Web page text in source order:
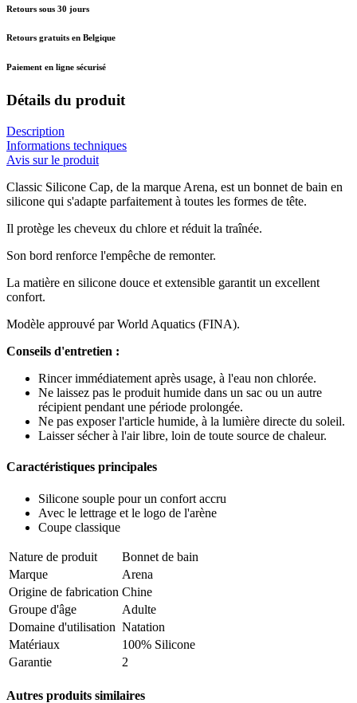
Retours sous 30 jours
Retours gratuits en Belgique
Paiement en ligne sécurisé
Détails du produit
Description
Informations techniques
Avis sur le produit
Classic Silicone Cap, de la marque Arena, est un bonnet de bain en
silicone qui s'adapte parfaitement à toutes les formes de tête.
Il protège les cheveux du chlore et réduit la traînée.
Son bord renforce l'empêche de remonter.
La matière en silicone douce et extensible garantit un excellent
confort.
Modèle approuvé par World Aquatics (FINA).
Conseils d'entretien :
Rincer immédiatement après usage, à l'eau non chlorée.
Ne laissez pas le produit humide dans un sac ou un autre
récipient pendant une période prolongée.
Ne pas exposer l'article humide, à la lumière directe du soleil.
Laisser sécher à l'air libre, loin de toute source de chaleur.
Caractéristiques principales
Silicone souple pour un confort accru
Avec le lettrage et le logo de l'arène
Coupe classique
Nature de produit
Bonnet de bain
Marque
Arena
Origine de fabrication Chine
Groupe d'âge
Adulte
Domaine d'utilisation Natation
Matériaux
100% Silicone
Garantie
2
Autres produits similaires